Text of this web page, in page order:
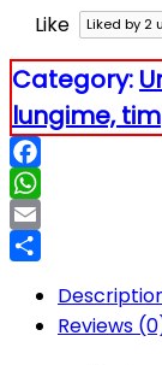
Like Liked by 2
Category:
lungime,
Facebook
WhatsApp
Email
Reviews